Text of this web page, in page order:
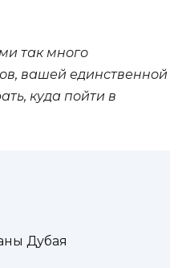
так много
вашей единственной
куда пойти в
Дубая